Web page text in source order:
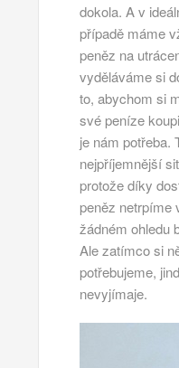
dokola. A v
případě máme
peněz na
vyděláváme si
to, abychom si
své peníze
je nám potřeba.
nejpříjemnější
protože díky
peněz netrpíme
žádném ohledu
Ale zatímco si
potřebujeme,
nevyjímaje.